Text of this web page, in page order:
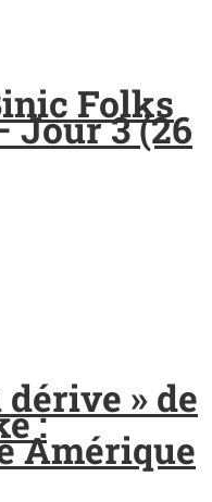
Folks
Jour 3 (26
» de
:
Amérique